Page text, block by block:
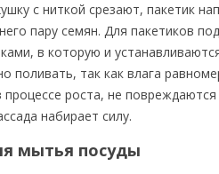
с ниткой срезают, пакетик
пару семян. Для пакетиков
в которую и
поливать, так как влага
процессе роста, не
набирает силу.
мытья посуды